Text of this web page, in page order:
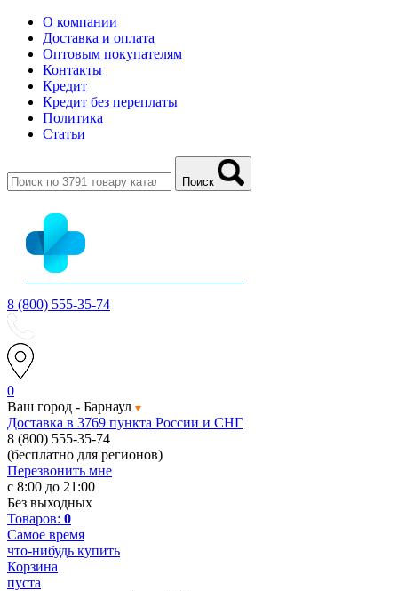
О компании
Доставка и оплата
Оптовым покупателям
Контакты
Кредит
Кредит без переплаты
Политика
Статьи
Поиск
8 (800) 555-35-74
0
Ваш город - Барнаул
Доставка в 3769 пункта России и СНГ
8 (800) 555-35-74
(бесплатно для регионов)
Перезвонить мне
с 8:00 до 21:00
Без выходных
Товаров: 0
Самое время
что-нибудь купить
Корзина
пуста